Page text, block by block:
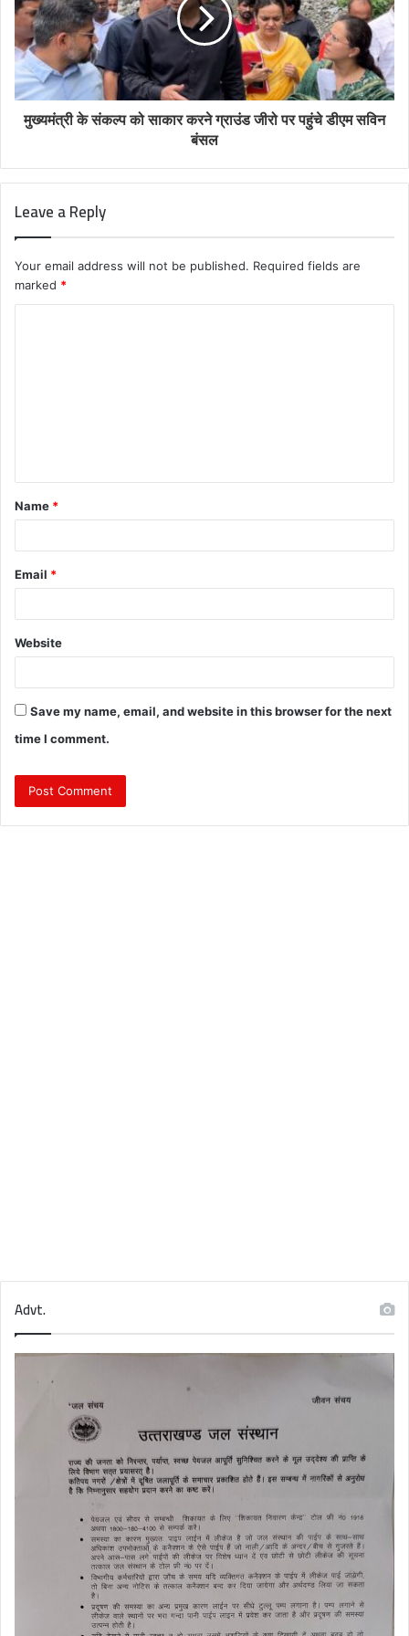
मुख्यमंत्री के संकल्प को साकार करने ग्राउंड जीरो पर पहुंचे डीएम सविन
बंसल
Leave a Reply
Your email address will not be published. Required fields are
marked *
t
*
Name *
Email *
Website
Save my name, email, and website in this browser for the next
time I comment.
Advt.